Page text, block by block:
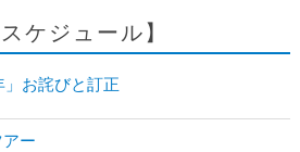
ケジュール】
」お詫びと訂正
ー